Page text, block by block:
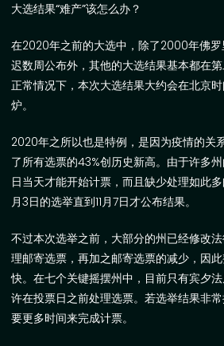
大选结果“难产”该怎么办？
在2020年之前的大选中，除了2000年佛
迟数周公布外，其他的大选结果基本都在
正常情况下，本次大选结果大约会在北京
炉。
2020年之所以也是特例，是因为疫情的关
了所有选票的43%创历史新高。由于许多
日当天才能开始计票，而且缺少处理如此
月3日的选举直到11月7日才公布结果。
不过本次选举之前，大部分的州已经修改
理邮寄选票，再加之邮寄选票的减少，因
快。在七个关键摇摆州中，目前只有宾夕
许在投票日之前处理选票。若选举结果非
要更多时间来完成计票。